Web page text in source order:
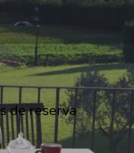
de reserva